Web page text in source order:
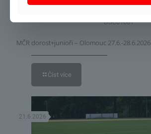
DSC01001
MČR dorost+junioři – Olomouc 27.6.-28.6.2026
Číst více
21.6.2026